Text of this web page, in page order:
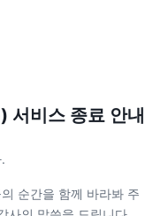
비스 종료 안내
순간을 함께 바라봐 주